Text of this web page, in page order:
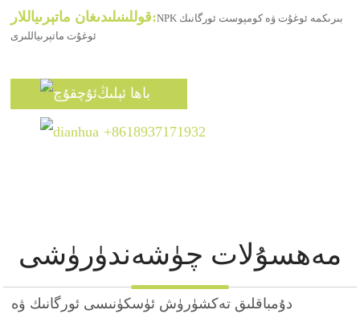
قوللىنىلىدىغان ماتېرىياللار:NPK بىرىكمە ئوغۇت ۋە كومپوست ئورگانىك
ئوغۇت ماتېرىياللىرى
باھا ئېلىڭ
+8618937171932
مەھسۇلات چۈشەندۈرۈشى
دۇمباقلىق تەكشۈرۈش ئۈسكۈنىسى ئورگانىك ۋە